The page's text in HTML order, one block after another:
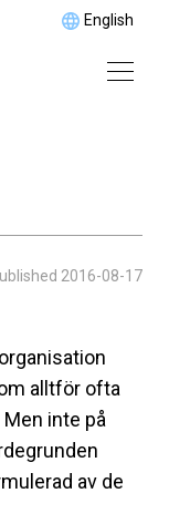
English
2016-08-17
alltför ofta
inte på
av de